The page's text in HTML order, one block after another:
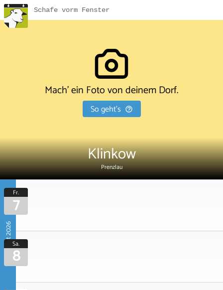
Schafe vorm Fenster
Mach' ein Foto von deinem Dorf.
So geht's
Klinkow
Prenzlau
August 2026
Fr.
7
Sa.
8